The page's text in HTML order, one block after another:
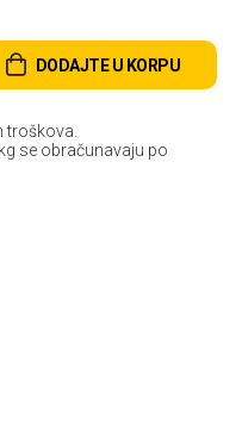
DODAJTE U KORPU
troškova.
se obračunavaju po